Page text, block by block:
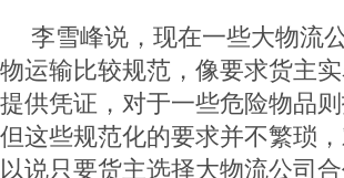
李雪峰说，现在一些大物流
物运输比较规范，像要求货主
提供凭证，对于一些危险物品
但这些规范化的要求并不繁琐
以说只要货主选择大物流公司